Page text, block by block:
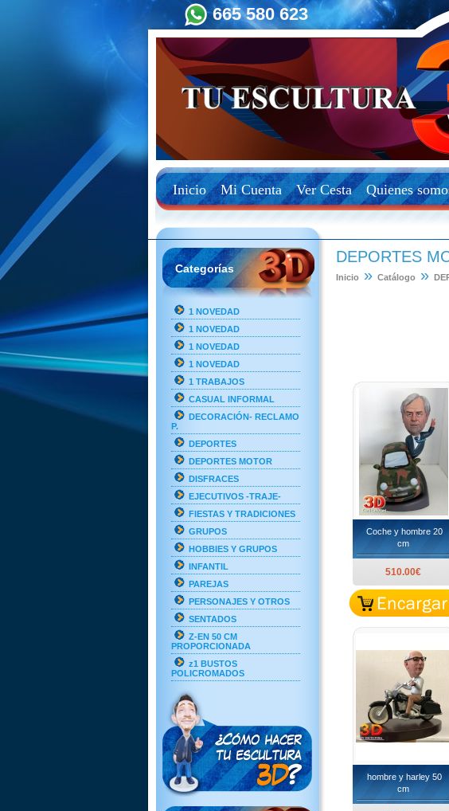
Inicio Mi Cuenta Ver Cesta Quienes
665 580 623
Categorías
1 NOVEDAD
1 NOVEDAD
1 NOVEDAD
1 NOVEDAD
1 TRABAJOS
CASUAL INFORMAL
DECORACIÓN- RECLAMO
P.
DEPORTES
DEPORTES MOTOR
DISFRACES
EJECUTIVOS -TRAJE-
FIESTAS Y TRADICIONES
GRUPOS
HOBBIES Y GRUPOS
INFANTIL
PAREJAS
PERSONAJES Y OTROS
SENTADOS
Z-EN 50 CM
PROPORCIONADA
z1 BUSTOS
POLICROMADOS
DEPORTES
Inicio» Catálogo»
Coche y hombre 20
cm
510.00€
hombre y harley 50
cm